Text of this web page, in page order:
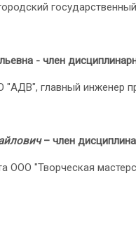
- член
"АДВ", главный инженер
– член
ООО "Творческая